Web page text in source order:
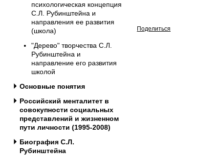
психологическая концепция
С.Л. Рубинштейна и
направления ее развития
(школа)
"Дерево" творчества С.Л.
Рубинштейна и
направление его развития
школой
Основные понятия
Российский менталитет в
совокупности социальных
представлений и жизненном
пути личности (1995-2008)
Биография С.Л.
Рубинштейна
Поделиться